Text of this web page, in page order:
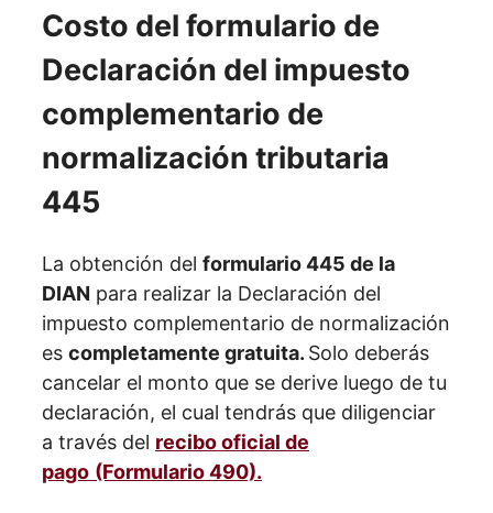
Costo del formulario de
Declaración del impuesto
complementario de
normalización tributaria
445
La obtención del formulario 445 de la
DIAN para realizar la Declaración del
impuesto complementario de normalización
es completamente gratuita. Solo deberás
cancelar el monto que se derive luego de tu
declaración, el cual tendrás que diligenciar
a través del recibo oficial de
pago (Formulario 490).